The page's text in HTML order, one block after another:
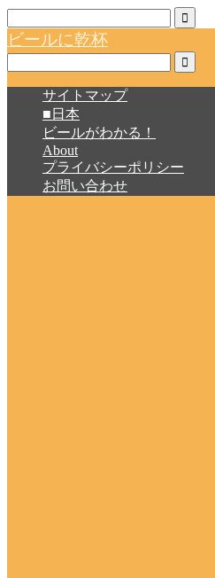
ビールに乾杯
サイトマップ
■日本
ビールがわかる！
About
プライバシーポリシー
お問い合わせ